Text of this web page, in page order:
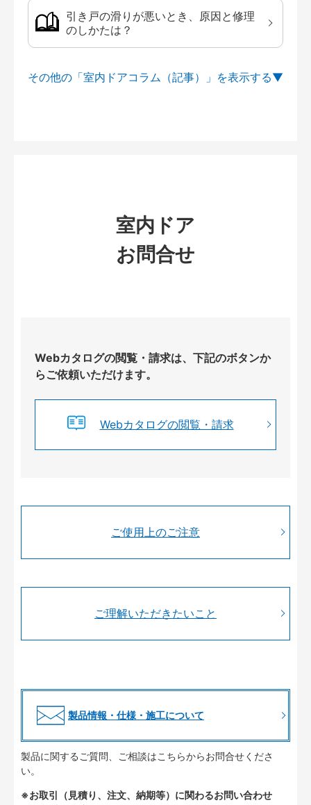
引き戸の滑りが悪いとき、原因と修理
のしかたは？
その他の「室内ドアコラム（記事）」を
室内ドア
お問合せ
Webカタログの閲覧・請求は、下記のボタンか
らご依頼いただけます。
Webカタログの閲覧・請求
ご使用上のご注意
ご理解いただきたいこと
製品情報・仕様・施工について
製品に関するご質問、ご相談はこちらからお問合せくださ
い。
※お取引（見積り、注文、納期等）に関わるお問い合わせ